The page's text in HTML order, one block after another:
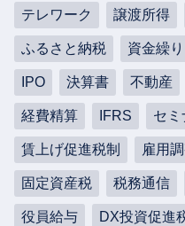
テレワーク 譲渡所得
ふるさと納税 資金繰り
IPO 決算書 不動産
経費精算 IFRS セミ
賃上げ促進税制 雇用
固定資産税 税務通信
役員給与 DX投資促進